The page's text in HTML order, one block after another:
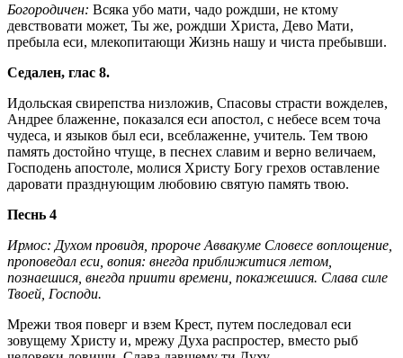
Богородичен: Всяка убо мати, чадо рождши, не ктому
девствовати может, Ты же, рождши Христа, Дево Мати,
пребыла еси, млекопитающи Жизнь нашу и чиста пребывши.
Седален, глас 8.
Идольская свирепства низложив, Спасовы страсти вожделев,
Андрее блаженне, показался еси апостол, с небесе всем точа
чудеса, и языков был еси, всеблаженне, учитель. Тем твою
память достойно чтуще, в песнех славим и верно величаем,
Господень апостоле, молися Христу Богу грехов оставление
даровати празднующим любовию святую память твою.
Песнь 4
Ирмос: Духом провидя, пророче Аввакуме Словесе воплощение,
проповедал еси, вопия: внегда приближитися летом,
познаешися, внегда приити времени, покажешися. Слава силе
Твоей, Господи.
Мрежи твоя поверг и взем Крест, путем последовал еси
зовущему Христу и, мрежу Духа распростер, вместо рыб